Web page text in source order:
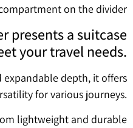
on the divider
presents a suitcase
your travel needs.
expandable depth, it offers
for various journeys.
lightweight and durable